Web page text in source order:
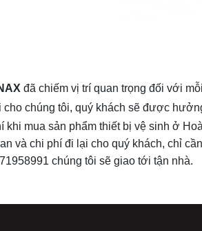
đã chiếm vị trí quan trọng đối với
cho chúng tôi, quý khách sẽ được
khi mua sản phẩm thiết bị vệ sinh ở
và chi phí đi lại cho quý khách, chỉ
chúng tôi sẽ giao tới tận nhà.